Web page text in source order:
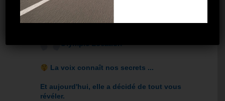
Olympic Location
La voix connaît nos secrets ...
Et aujourd'hui, elle a décidé de tout vous
révéler.